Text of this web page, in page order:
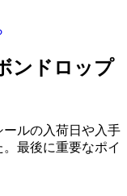
ンドロップ
ルの入荷日や入手
最後に重要なポイ